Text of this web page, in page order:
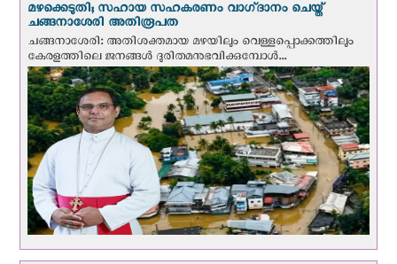
മഴക്കെടുതി; സഹായ സഹകരണം വാഗ്‌ദാനം ചെയ്ത്
ചങ്ങനാശേരി അതിരൂപത
ചങ്ങനാശേരി: അതിശക്തമായ മഴയിലും വെള്ളപ്പൊക്കത്തിലും
കേരളത്തിലെ ജനങ്ങൾ ദുരിതമനുഭവിക്കുമ്പോൾ...